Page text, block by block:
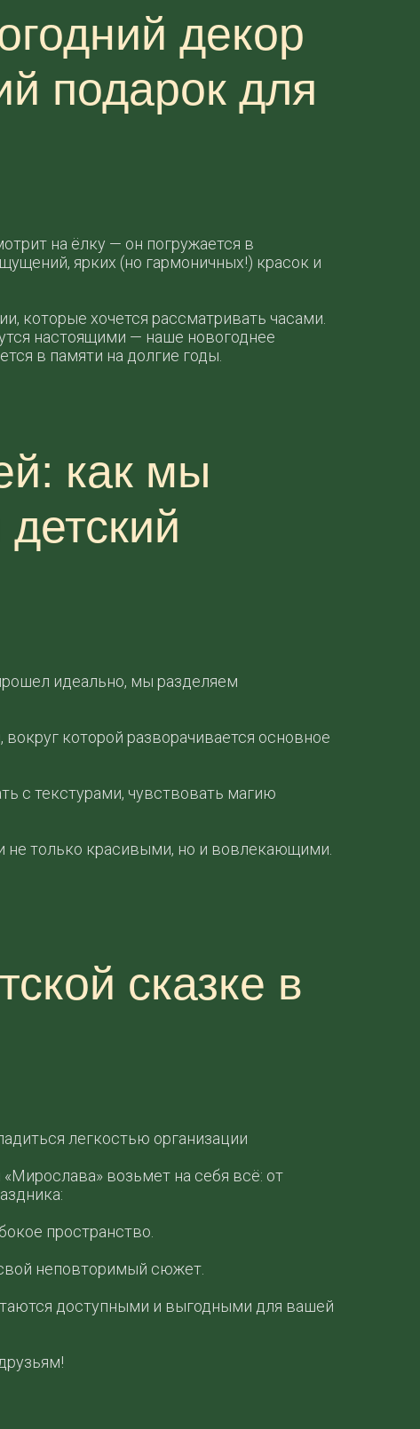
декор
подарок для
на ёлку — он погружается в
ярких (но гармоничных!) красок и
которые хочется рассматривать часами.
настоящими — наше новогоднее
в памяти на долгие годы.
как мы
идеально, мы разделяем
которой разворачивается основное
с текстурами, чувствовать магию
только красивыми, но и вовлекающими.
сказке в
легкостью организации
возьмет на себя всё: от
пространство.
неповторимый сюжет.
доступными и выгодными для вашей